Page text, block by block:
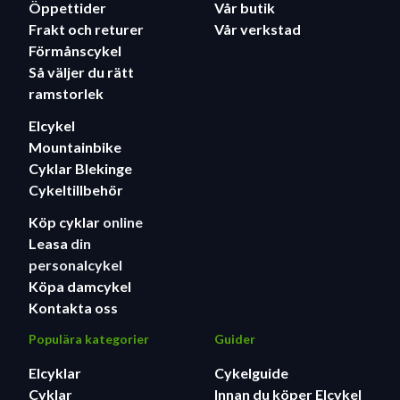
Öppettider
Frakt och returer
Förmånscykel
Så väljer du rätt
ramstorlek
Elcykel
Mountainbike
Cyklar Blekinge
Cykeltillbehör
Köp cyklar online
Leasa din
personalcykel
Köpa damcykel
Kontakta oss
Vår butik
Vår verkstad
Populära kategorier
Elcyklar
Cyklar
Guider
Cykelguide
Innan du köper Elcykel